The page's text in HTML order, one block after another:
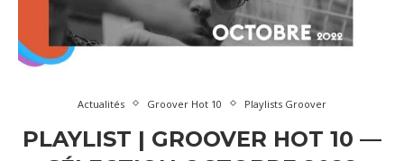
Actualités Groover Hot 10 Playlists Groover
PLAYLIST | GROOVER HOT 10 —